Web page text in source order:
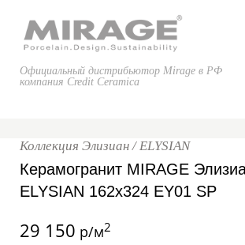
Официальный дистрибьютор Mirage в РФ
компания Credit Ceramica
Коллекция Элизиан / ELYSIAN
Керамогранит MIRAGE
ELYSIAN 162x324 EY01 SP
29 150 р/м2